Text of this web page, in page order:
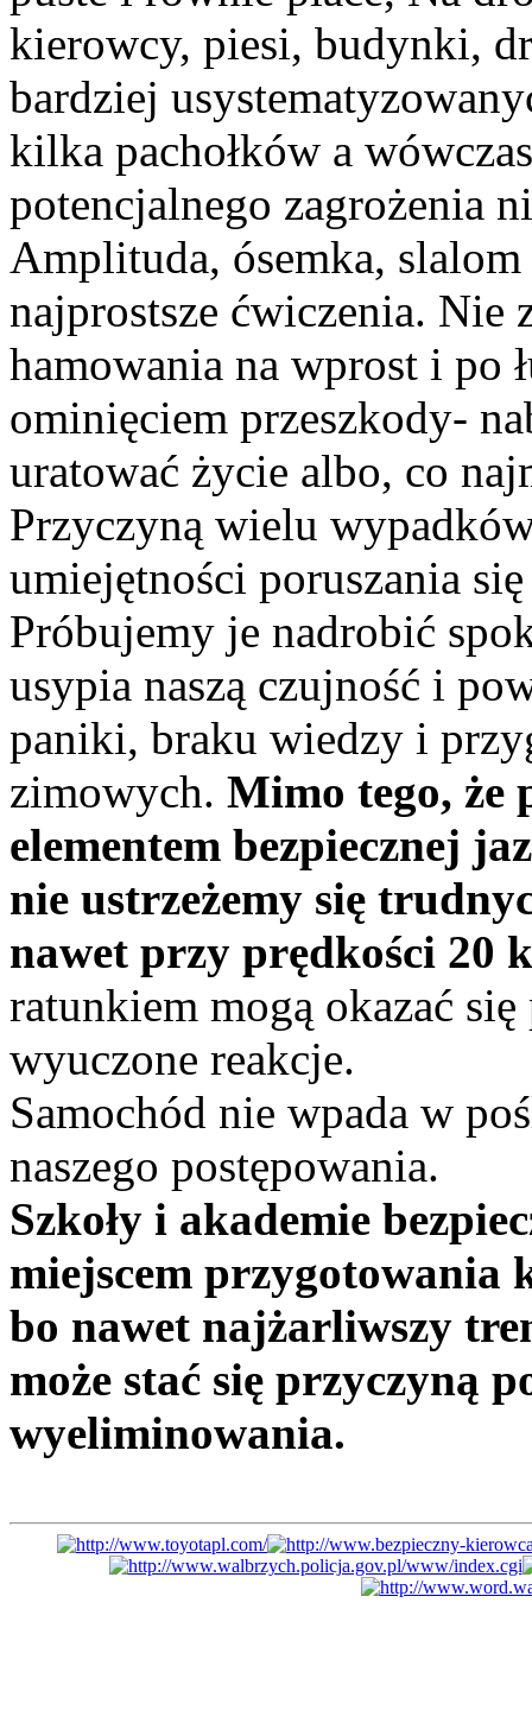
kierowcy, piesi, budynki,
bardziej
kilka pachołków a
potencjalnego zagrożenia
Amplituda, ósemka,
najprostsze ćwiczenia. Nie
hamowania na wprost i po
ominięciem przeszkody-
uratować życie albo, co
Przyczyną wielu
umiejętności poruszania
Próbujemy je nadrobić
usypia naszą czujność i
paniki, braku wiedzy i
zimowych. Mimo tego, że
elementem bezpiecznej
nie ustrzeżemy się
nawet przy prędkości 20
ratunkiem mogą okazać
wyuczone reakcje.
Samochód nie wpada w
naszego postępowania.
Szkoły i akademie
miejscem przygotowania
bo nawet najżarliwszy
może stać się przyczyną
wyeliminowania.